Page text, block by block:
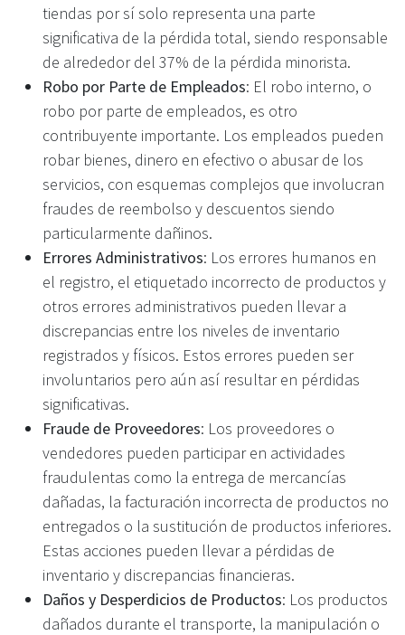
tiendas por sí solo representa una parte
significativa de la pérdida total, siendo responsable
de alrededor del 37% de la pérdida minorista.
Robo por Parte de Empleados: El robo interno, o
robo por parte de empleados, es otro
contribuyente importante. Los empleados pueden
robar bienes, dinero en efectivo o abusar de los
servicios, con esquemas complejos que involucran
fraudes de reembolso y descuentos siendo
particularmente dañinos.
Errores Administrativos: Los errores humanos en
el registro, el etiquetado incorrecto de productos y
otros errores administrativos pueden llevar a
discrepancias entre los niveles de inventario
registrados y físicos. Estos errores pueden ser
involuntarios pero aún así resultar en pérdidas
significativas.
Fraude de Proveedores: Los proveedores o
vendedores pueden participar en actividades
fraudulentas como la entrega de mercancías
dañadas, la facturación incorrecta de productos no
entregados o la sustitución de productos inferiores.
Estas acciones pueden llevar a pérdidas de
inventario y discrepancias financieras.
Daños y Desperdicios de Productos: Los productos
dañados durante el transporte, la manipulación o